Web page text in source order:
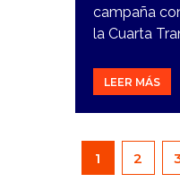
campaña
la Cuarta
LEER MÁS
de
PAGE
1 PAGE
2